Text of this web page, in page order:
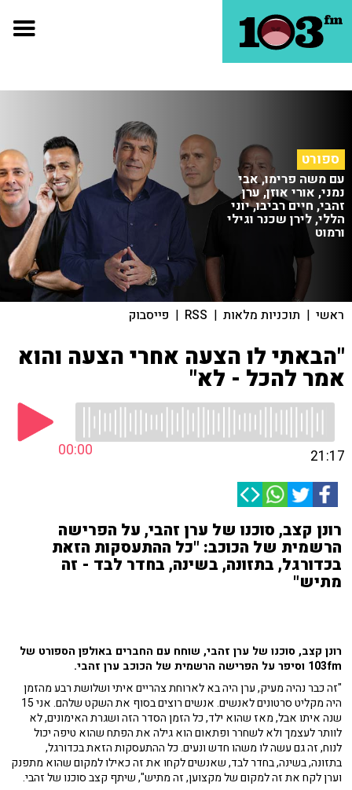
ספורט
עם משה פרימו, אבי
נמני, אורי אוזן, ערן
זהבי, חיים רביבו, יוני
הללי, לירן שכנר וגילי
ורמוט
ראשי | תוכניות מלאות |
RSS
| פייסבוק
"הבאתי לו הצעה אחרי הצעה והוא
אמר להכל - לא"
00:00 21:17
רונן קצב, סוכנו של ערן זהבי, על הפרישה
הרשמית של הכוכב: "כל ההתעסקות הזאת
בכדורגל, בתזונה, בשינה, בחדר לבד - זה
מתיש"
רונן קצב, סוכנו של ערן זהבי, שוחח עם החברים באולפן הספורט של
103fm וסיפר על הפרישה הרשמית של הכוכב ערן זהבי.
"זה כבר נהיה מעיק, ערן היה בא לארוחת צהריים איתי ושלושת רבע מהזמן
היה מקליט סרטונים לאנשים. אנשים רוצים בסוף את השקט שלהם. אני 15
שנה איתו אבל, מאז שהוא ילד, כל הזמן הסדר הזה ושגרת האימונים, לא
לוותר לעצמך ולא לשחרר ופתאום הוא גילה את הפתח שהוא טיפה יכול
לנוח, זה גם עשה לו משהו חדש ונעים. כל ההתעסקות הזאת בכדורגל,
בתזונה, בשינה, בחדר לבד, שאנשים לקחו את זה כאילו למקום שהוא מתפנק
וערן לקח את זה למקום של מקצוען, זה מתיש", שיתף קצב סוכנו של זהבי.